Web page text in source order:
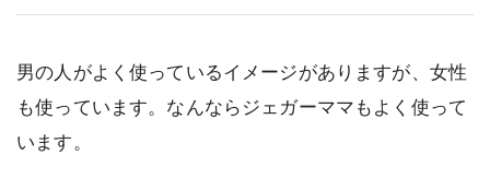
男の人がよく使っているイメージがありますが、女性
も使っています。なんならジェガーママもよく使って
います。